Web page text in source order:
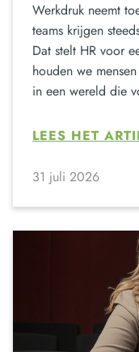
Werkdruk neemt
teams krijgen
Dat stelt HR voor
houden we
in een wereld die
LEES HET
31 juli 2026